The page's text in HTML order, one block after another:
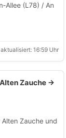
Allee (L78) / An
aktualisiert: 16:59 Uhr
Zauche →
Zauche und